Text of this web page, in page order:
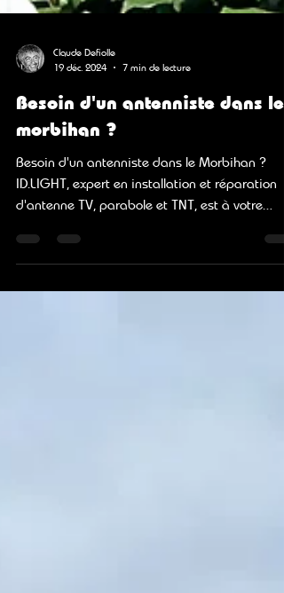
19 déc. 2024
7 min de lecture
Besoin d'un antenniste dans le
morbihan ?
Besoin d'un antenniste dans le Morbihan ?
d'antenne TV, parabole et TNT, est à votre
service.